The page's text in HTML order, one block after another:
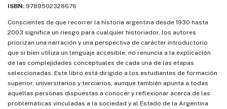
ISBN: 9789502328676
Conscientes de que recorrer la historia argentina desde 1930 hasta
2003 significa un riesgo para cualquier historiador, los autores
priorizan una narración y una perspectiva de carácter introductorio
que si bien utiliza un lenguaje accesible, no renuncia a la explicación
de las complejidades conceptuales de cada una de las etapas
seleccionadas. Este libro está dirigido a los estudiantes de formación
superior, universitarios y terciarios, aunque también apunta a todas
aquellas personas dispuestas a conocer y reflexionar acerca de las
problemáticas vinculadas a la sociedad y al Estado de la Argentina